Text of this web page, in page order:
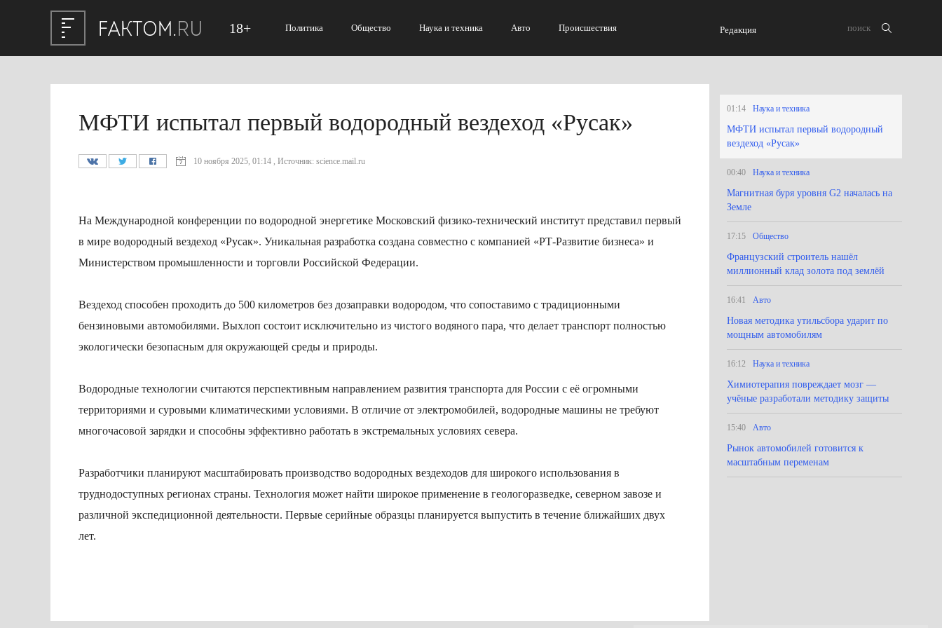
18+ Политика Общество Наука и техника Авто Происшествия Редакция
МФТИ испытал первый водородный вездеход «Русак»
10 ноября 2025, 01:14 , Источник: science.mail.ru
На Международной конференции по водородной энергетике Московский физико-технический институт представил первый
в мире водородный вездеход «Русак». Уникальная разработка создана совместно с компанией «РТ-Развитие бизнеса» и
Министерством промышленности и торговли Российской Федерации.
Вездеход способен проходить до 500 километров без дозаправки водородом, что сопоставимо с традиционными
бензиновыми автомобилями. Выхлоп состоит исключительно из чистого водяного пара, что делает транспорт полностью
экологически безопасным для окружающей среды и природы.
Водородные технологии считаются перспективным направлением развития транспорта для России с её огромными
территориями и суровыми климатическими условиями. В отличие от электромобилей, водородные машины не требуют
многочасовой зарядки и способны эффективно работать в экстремальных условиях севера.
Разработчики планируют масштабировать производство водородных вездеходов для широкого использования в
труднодоступных регионах страны. Технология может найти широкое применение в геологоразведке, северном завозе и
различной экспедиционной деятельности. Первые серийные образцы планируется выпустить в течение ближайших двух
лет.
01:14 Наука и техника
МФТИ испытал первый водородный
вездеход «Русак»
00:40 Наука и техника
Магнитная буря уровня G2 началась на
Земле
17:15 Общество
Французский строитель нашёл
миллионный клад золота под землёй
16:41 Авто
Новая методика утильсбора ударит по
мощным автомобилям
16:12 Наука и техника
Химиотерапия повреждает мозг —
учёные разработали методику защиты
15:40 Авто
Рынок автомобилей готовится к
масштабным переменам